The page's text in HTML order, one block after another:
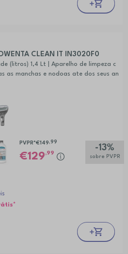
CLEAN IT IN3020F0
(litros) 1,4 Lt | Aparelho de limpeza c
as manchas e nodoas ate dos seus an
-13%
sobre PVPR
PVPR*€149 ,99
129,99